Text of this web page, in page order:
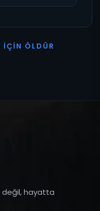
İ ÇI N Ö L D Ü R
değil, hayatta